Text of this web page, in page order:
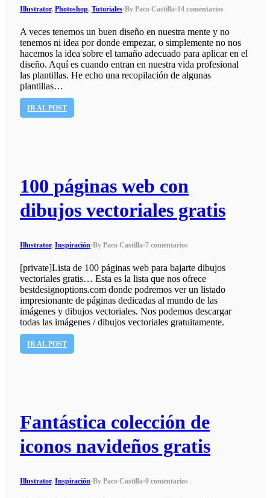
Illustrator, Photoshop, Tutoriales·By Paco Castilla·14 comentarios
A veces tenemos un buen diseño en nuestra mente y no
tenemos ni idea por donde empezar, o simplemente no nos
hacemos la idea sobre el tamaño adecuado para aplicar en el
diseño. Aquí es cuando entran en nuestra vida profesional
las plantillas. He echo una recopilación de algunas
plantillas…
IR AL POST
100 páginas web con
dibujos vectoriales gratis
Illustrator, Inspiración·By Paco Castilla·7 comentarios
[private]Lista de 100 páginas web para bajarte dibujos
vectoriales gratis… Esta es la lista que nos ofrece
bestdesignoptions.com donde podremos ver un listado
impresionante de páginas dedicadas al mundo de las
imágenes y dibujos vectoriales. Nos podemos descargar
todas las imágenes / dibujos vectoriales gratuitamente.
IR AL POST
Fantástica colección de
iconos navideños gratis
Illustrator, Inspiración·By Paco Castilla·0 comentarios